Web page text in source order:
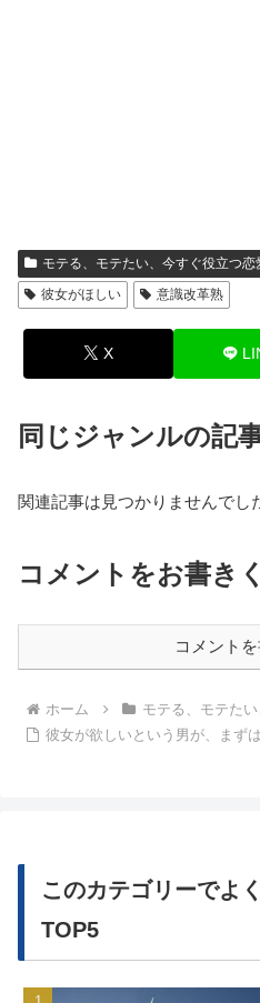
モテる、モテたい、今すぐ役立つ恋
彼女がほしい
意識改革熟
X
同じジャンルの記
関連記事は見つかりませんでし
コメントをお書き
コメント
ホーム
モテる、モテた
彼女が欲しいという男が、まず
このカテゴリーでよ
TOP5